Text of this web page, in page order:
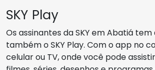
SKY Play
Os assinantes da SKY em Abatiá
também o SKY Play. Com o app no
celular ou TV, onde você pode